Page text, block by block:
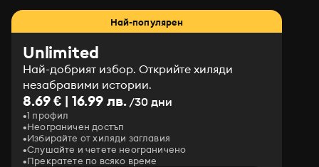
Най-популярен
Unlimited
Най-добрият избор. Открийте хиляди
незабравими истории.
8.69 € | 16.99 лв./30 дни
1 профил
Неограничен достъп
Избирайте от хиляди заглавия
Слушайте и четете неограничено
Прекратете по всяко време